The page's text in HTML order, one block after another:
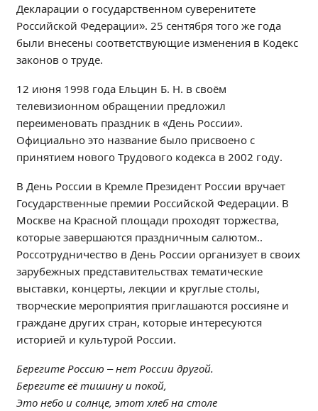
Региональная инновационная площадка
СВЕДЕНИЯ ОБ ОБРАЗОВАТЕЛЬНОЙ ОРГАНИЗАЦИИ
Основные сведения
Структура и органы управления образовательной
организацией
Документы
Образование
Образовательные стандарты и требования
Руководство
Педагогический состав
Материально-техническое обеспечение и
оснащенность образовательного процесса.
Доступная среда
Стипендии и меры поддержки обучающихся
Платные образовательные услуги
Финансово-хозяйственная деятельность
Вакантные места для приёма (перевода)
Организация питания в образовательной
организации
Декларации о государственном суверенитете
Российской Федерации». 25 сентября того же года
были внесены соответствующие изменения в Кодекс
законов о труде.
12 июня 1998 года Ельцин Б. Н. в своём
телевизионном обращении предложил
переименовать праздник в «День России».
Официально это название было присвоено с
принятием нового Трудового кодекса в 2002 году.
В День России в Кремле Президент России вручает
Государственные премии Российской Федерации. В
Москве на Красной площади проходят торжества,
которые завершаются праздничным салютом..
Россотрудничество в День России организует в своих
зарубежных представительствах тематические
выставки, концерты, лекции и круглые столы,
творческие мероприятия приглашаются россияне и
граждане других стран, которые интересуются
историей и культурой России.
Берегите Россию – нет России другой.
Берегите её тишину и покой,
Это небо и солнце, этот хлеб на столе